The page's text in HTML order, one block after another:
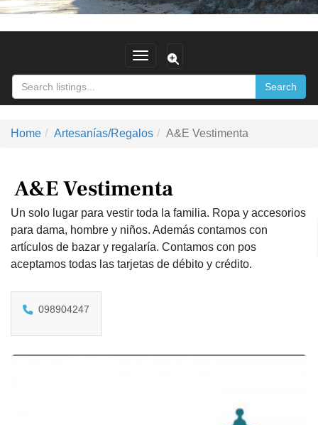
Toggle navigation
Search
Home Artesanías/Regalos A&E Vestimenta
A&E Vestimenta
Un solo lugar para vestir toda la familia. Ropa y accesorios
para dama, hombre y niños. Además contamos con
artículos de bazar y regalaría. Contamos con pos
aceptamos todas las tarjetas de débito y crédito.
098904247